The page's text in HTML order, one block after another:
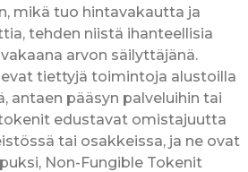
mikä tuo hintavakautta ja
tehden niistä ihanteellisia
arvon säilyttäjänä.
tiettyjä toimintoja alustoilla
antaen pääsyn palveluihin tai
edustavat omistajuutta
tai osakkeissa, ja ne ovat
Non-Fungible Tokenit